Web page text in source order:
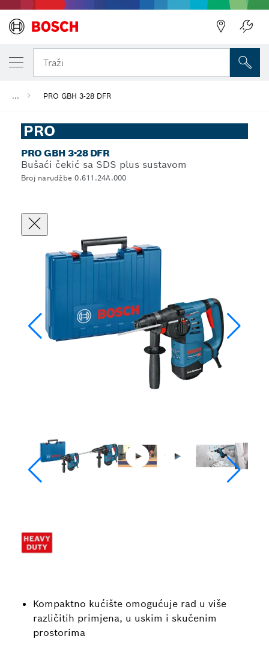
Traži
... PRO GBH 3-28 DFR
PRO
PRO GBH 3-28 DFR
Bušaći čekić sa SDS plus sustavom
Broj narudžbe 0.611.24A.000
Kompaktno kućište omogućuje rad u više
različitih primjena, u uskim i skučenim
prostorima